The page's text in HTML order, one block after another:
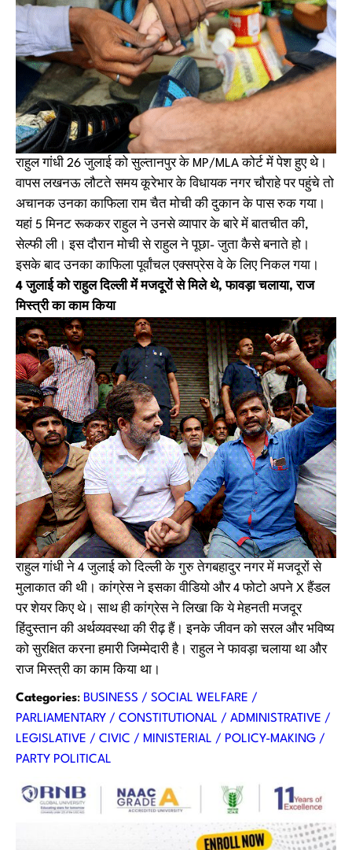
राहुल गांधी 26 जुलाई को सुल्तानपुर के MP/MLA कोर्ट में पेश हुए थे।
वापस लखनऊ लौटते समय कूरेभार के विधायक नगर चौराहे पर पहुंचे तो
अचानक उनका काफिला राम चैत मोची की दुकान के पास रुक गया।
यहां 5 मिनट रूककर राहुल ने उनसे व्यापार के बारे में बातचीत की,
सेल्फी ली। इस दौरान मोची से राहुल ने पूछा- जुता कैसे बनाते हो।
इसके बाद उनका काफिला पूर्वांचल एक्सप्रेस वे के लिए निकल गया।
4 जुलाई को राहुल दिल्ली में मजदूरों से मिले थे, फावड़ा चलाया, राज
मिस्त्री का काम किया
राहुल गांधी ने 4 जुलाई को दिल्ली के गुरु तेगबहादुर नगर में मजदूरों से
मुलाकात की थी। कांग्रेस ने इसका वीडियो और 4 फोटो अपने X हैंडल
पर शेयर किए थे। साथ ही कांग्रेस ने लिखा कि ये मेहनती मजदूर
हिंदुस्तान की अर्थव्यवस्था की रीढ़ हैं। इनके जीवन को सरल और भविष्य
को सुरक्षित करना हमारी जिम्मेदारी है। राहुल ने फावड़ा चलाया था और
राज मिस्त्री का काम किया था।
Categories: BUSINESS / SOCIAL WELFARE /
PARLIAMENTARY / CONSTITUTIONAL / ADMINISTRATIVE /
LEGISLATIVE / CIVIC / MINISTERIAL / POLICY-MAKING /
PARTY POLITICAL